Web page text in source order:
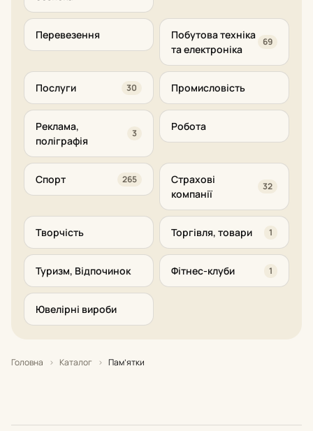
Перевезення
Побутова техніка
та електроніка
69
Послуги 30 Промисловість
Реклама,
поліграфія
3
Робота
Спорт 265
Страхові
компанії
32
Творчість Торгівля, товари 1
Туризм, Відпочинок Фітнес-клуби 1
Ювелірні вироби
Головна › Каталог › Пам’ятки